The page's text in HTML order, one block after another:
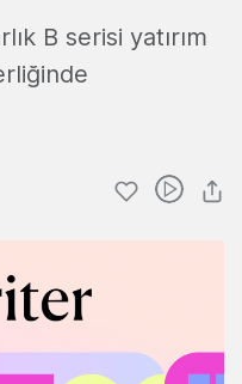
B serisi yatırım